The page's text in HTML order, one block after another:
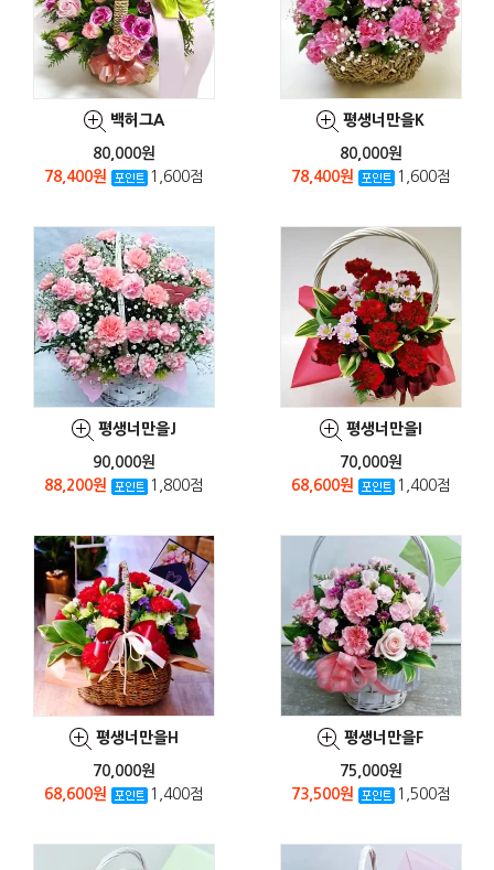
백허그A
80,000원
78,400원
1,600점
평생너만을K
80,000원
78,400원
1,600점
평생너만을J
90,000원
88,200원
1,800점
평생너만을I
70,000원
68,600원
1,400점
평생너만을H
70,000원
68,600원
1,400점
평생너만을F
75,000원
73,500원
1,500점